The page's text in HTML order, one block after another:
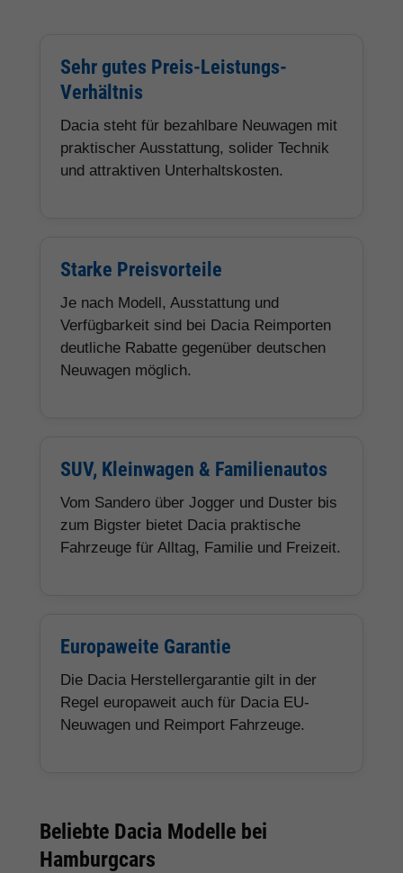
Sehr gutes Preis-Leistungs-
Verhältnis
Dacia steht für bezahlbare Neuwagen mit
praktischer Ausstattung, solider Technik
und attraktiven Unterhaltskosten.
Starke Preisvorteile
Je nach Modell, Ausstattung und
Verfügbarkeit sind bei Dacia Reimporten
deutliche Rabatte gegenüber deutschen
Neuwagen möglich.
SUV, Kleinwagen & Familienautos
Vom Sandero über Jogger und Duster bis
zum Bigster bietet Dacia praktische
Fahrzeuge für Alltag, Familie und Freizeit.
Europaweite Garantie
Die Dacia Herstellergarantie gilt in der
Regel europaweit auch für Dacia EU-
Neuwagen und Reimport Fahrzeuge.
Beliebte Dacia Modelle bei
Hamburgcars